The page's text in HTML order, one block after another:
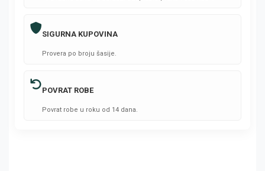
SIGURNA KUPOVINA
Provera po broju šasije.
POVRAT ROBE
Povrat robe u roku od 14 dana.